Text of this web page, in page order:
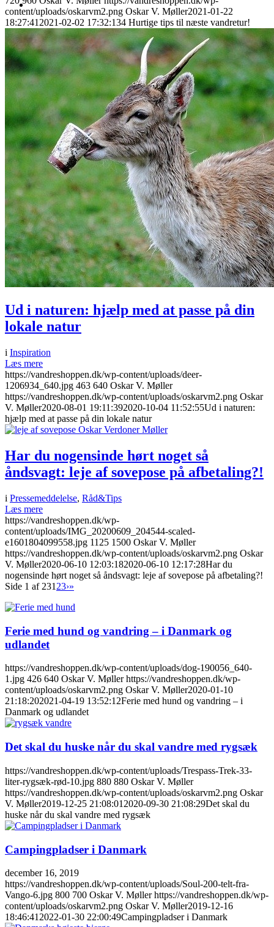
Søg
Menu Menu
0 Shopping Cart
content/uploads/oskarvm2.png Oskar V. Møller2021-01-22
18:27:41 2021-02-02 17:32:134 Hurtige tips til næste vandretur!
Ud i naturen: hjælp med at passe på din
lokale natur
i Inspiration
Læs mere
https://vandreshoppen.dk/wp-content/uploads/deer-
1206934_640.jpg 463 640 Oskar V. Møller
https://vandreshoppen.dk/wp-content/uploads/oskarvm2.png Oskar
V. Møller2020-08-01 19:11:392020-10-04 11:52:55Ud i naturen:
hjælp med at passe på din lokale natur
Har du nogensinde hørt noget så
åndsvagt: leje af sovepose på afbetaling?!
i Pressemeddelelse, Råd&Tips
Læs mere
https://vandreshoppen.dk/wp-
content/uploads/IMG_20200609_204544-scaled-
e1601804099558.jpg 1125 1500 Oskar V. Møller
https://vandreshoppen.dk/wp-content/uploads/oskarvm2.png Oskar
V. Møller2020-06-10 12:03:182020-06-10 12:17:28Har du
nogensinde hørt noget så åndsvagt: leje af sovepose på afbetaling?!
Side 1 af 231 23›»
Ferie med hund og vandring – i Danmark og
udlandet
https://vandreshoppen.dk/wp-content/uploads/dog-190056_640-
1.jpg 426 640 Oskar V. Møller https://vandreshoppen.dk/wp-
content/uploads/oskarvm2.png Oskar V. Møller2020-01-10
21:18:202021-04-19 13:52:12Ferie med hund og vandring – i
Danmark og udlandet
Det skal du huske når du skal vandre med rygsæk
https://vandreshoppen.dk/wp-content/uploads/Trespass-Trek-33-
liter-rygsæk-rød-10.jpg 880 880 Oskar V. Møller
https://vandreshoppen.dk/wp-content/uploads/oskarvm2.png Oskar
V. Møller2019-12-25 21:08:01 2020-09-30 21:08:29Det skal du
huske når du skal vandre med rygsæk
Campingpladser i Danmark
december 16, 2019
https://vandreshoppen.dk/wp-content/uploads/Soul-200-telt-fra-
Vango-6.jpg 800 700 Oskar V. Møller https://vandreshoppen.dk/wp-
content/uploads/oskarvm2.png Oskar V. Møller2019-12-16
18:46:41 2022-01-30 22:00:49Campingpladser i Danmark